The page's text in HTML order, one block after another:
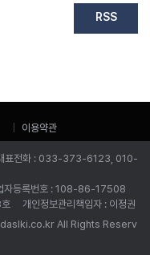
RSS
이용약관
표전화 : 033-373-6123, 010-
자등록번호 : 108-86-17508
개인정보관리책임자 : 이정권
All Rights Reserv